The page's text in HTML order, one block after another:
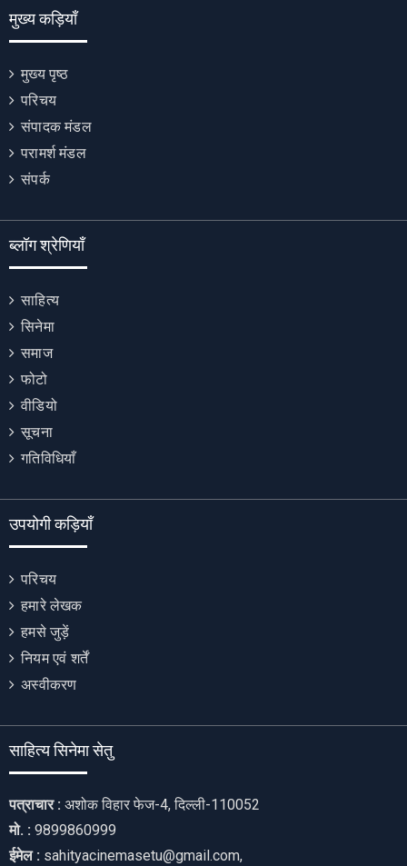
मुख्य कड़ियाँ
मुख्य पृष्ठ
परिचय
संपादक मंडल
परामर्श मंडल
संपर्क
ब्लॉग श्रेणियाँ
साहित्य
सिनेमा
समाज
फोटो
वीडियो
सूचना
गतिविधियाँ
उपयोगी कड़ियाँ
परिचय
हमारे लेखक
हमसे जुड़ें
नियम एवं शर्तें
अस्वीकरण
साहित्य सिनेमा सेतु
पत्राचार : अशोक विहार फेज-4, दिल्ली-110052
मो. : 9899860999
ईमेल : sahityacinemasetu@gmail.com,